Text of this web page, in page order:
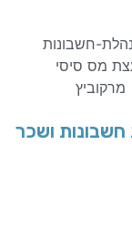
ושכר